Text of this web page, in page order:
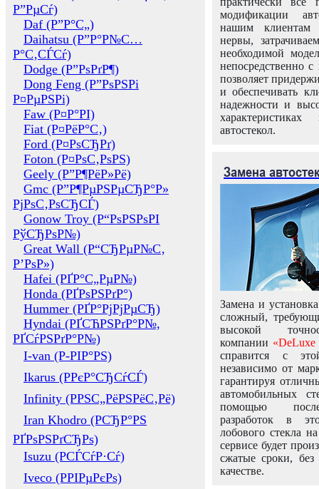
Р”РµСѓ)
Daf (Р”Р°С„)
Daihatsu (Р”Р°Р№С…
Р°С‚СЃСѓ)
Dodge (Р”РѕРґР¶)
Dong Feng (Р”РѕРЅРі
Р¤РµРЅРі)
Faw (Р¤Р°РІ)
Fiat (Р¤РёР°С‚)
Ford (Р¤РѕСЂРґ)
Foton (Р¤РѕС‚РѕРЅ)
Geely (Р”Р¶РёР»Рё)
Gmc (Р”Р¶РµРЅРµСЂР°Р»
РјРѕС‚РѕСЂСЃ)
Gonow Troy (Р“РѕРЅРѕРІ
РўСЂРѕР№)
Great Wall (Р“СЂРµР№С‚
Р’РѕР»)
Hafei (РҐР°С„РµР№)
Honda (РҐРѕРЅРґР°)
Hummer (РҐР°РјРјРµСЂ)
Hyndai (РҐСЋРЅРґР°Р№,
РҐСѓРЅРґР°Р№)
I-van (Р-РІР°РЅ)
Ikarus (РРєР°СЂСѓСЃ)
Infinity (РРЅС„РёРЅРёС‚Рё)
Iran Khodro (РСЂР°РЅ
РҐРѕРЅРґСЂРѕ)
Isuzu (РСЃСѓР·Сѓ)
Iveco (РРІРµРєРѕ)
модификации
нашим клиентам
нервы,
необходимой
непосредственно
позволяет
и обеспечивать
надежности и
автостекол.
Замена
Замена и
сложный,
высокой
компании «DeLuxe
справится с
независимо от
гарантируя
автомобильных
помощью
разработок в
лобового стекла
сервисе будет
сжатые сроки,
качестве.